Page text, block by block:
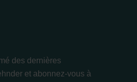
des dernières
et abonnez-vous à